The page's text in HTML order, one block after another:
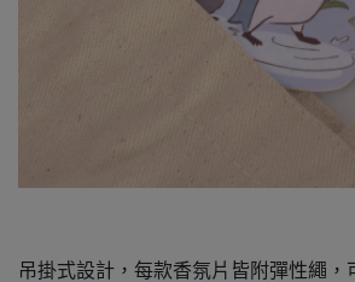
吊掛式設計，每款香氛片皆附彈性繩，